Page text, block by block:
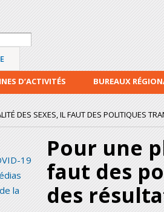
de
D’ACTIVITÉS
BUREAUX
DES SEXES, IL FAUT DES POLITIQUES
19
la
Pour une
faut des
des